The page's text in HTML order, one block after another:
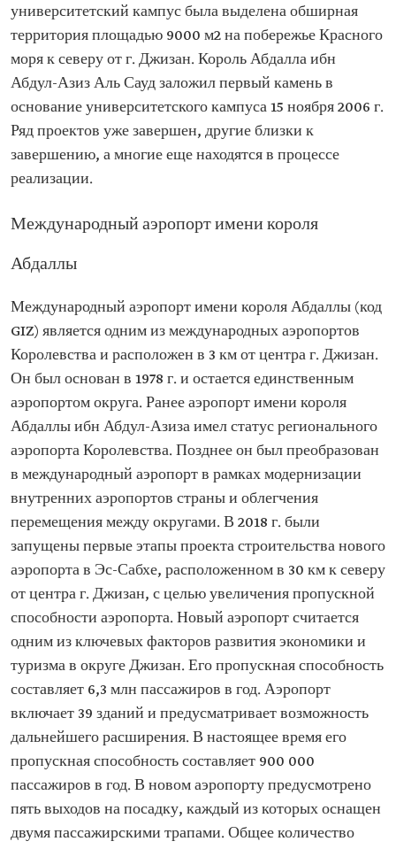
университетский кампус была выделена обширная
территория площадью 9000 м2 на побережье Красного
моря к северу от г. Джизан. Король Абдалла ибн
Абдул-Азиз Аль Сауд заложил первый камень в
основание университетского кампуса 15 ноября 2006 г.
Ряд проектов уже завершен, другие близки к
завершению, а многие еще находятся в процессе
реализации.
Международный аэропорт имени короля
Абдаллы
Международный аэропорт имени короля Абдаллы (код
GIZ) является одним из международных аэропортов
Королевства и расположен в 3 км от центра г. Джизан.
Он был основан в 1978 г. и остается единственным
аэропортом округа. Ранее аэропорт имени короля
Абдаллы ибн Абдул-Азиза имел статус регионального
аэропорта Королевства. Позднее он был преобразован
в международный аэропорт в рамках модернизации
внутренних аэропортов страны и облегчения
перемещения между округами. В 2018 г. были
запущены первые этапы проекта строительства нового
аэропорта в Эс-Сабхе, расположенном в 30 км к северу
от центра г. Джизан, с целью увеличения пропускной
способности аэропорта. Новый аэропорт считается
одним из ключевых факторов развития экономики и
туризма в округе Джизан. Его пропускная способность
составляет 6,3 млн пассажиров в год. Аэропорт
включает 39 зданий и предусматривает возможность
дальнейшего расширения. В настоящее время его
пропускная способность составляет 900 000
пассажиров в год. В новом аэропорту предусмотрено
пять выходов на посадку, каждый из которых оснащен
двумя пассажирскими трапами. Общее количество